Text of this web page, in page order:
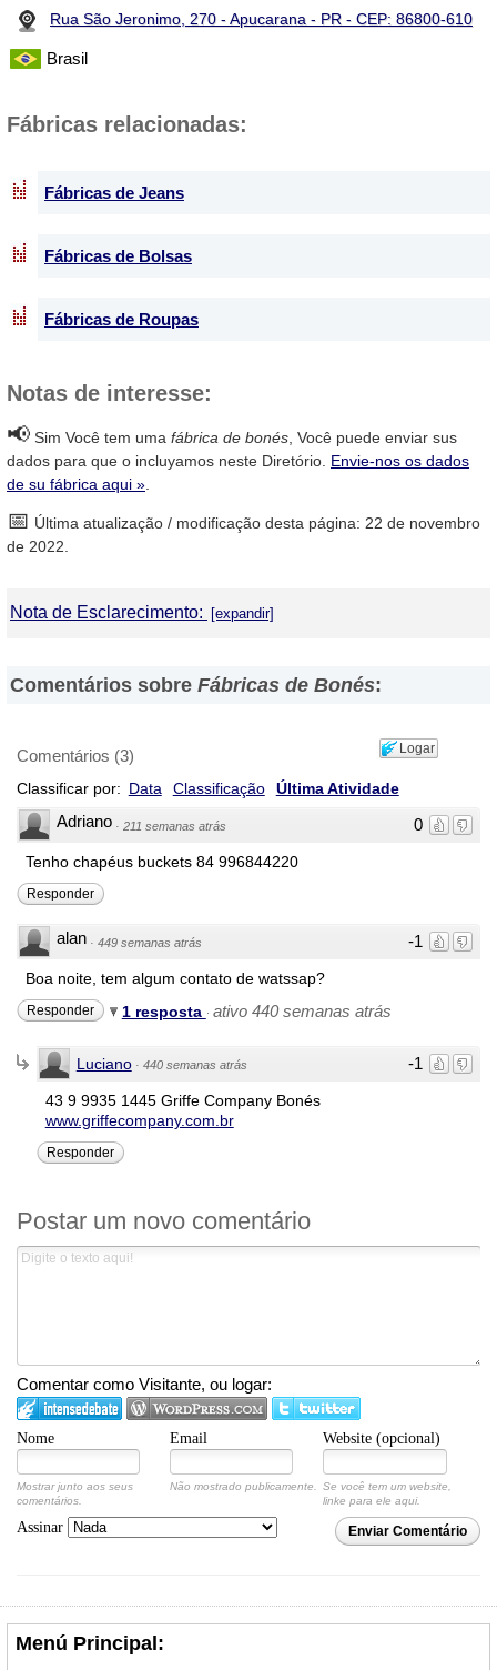
Rua São Jeronimo, 270 - Apucarana - PR - CEP: 86800-610
Brasil
Fábricas relacionadas:
Fábricas de Jeans
Fábricas de Bolsas
Fábricas de Roupas
Notas de interesse:
📢 Sim Você tem uma fábrica de bonés , Você puede enviar sus
dados para que o incluyamos neste Diretório. Envie-nos os dados
de su fábrica aqui »
📅 Última atualização / modificação desta página: 22 de novembro
de 2022.
Nota de Esclarecimento:
fornecidas em os sites de asFábricas de Bonésque foram
oferecidos por estas. Asimismo, advertimos que as direções,
estão sujetos a mudanças e até mesmo, a possíveis erros
durante a elaboração desta página web.
Comentários sobre Fábricas de Bonés:
Logar
Comentários (3)
Classificar por: Data Classificação Última Atividade
0
Adriano · 211 semanas atrás
Tenho chapéus buckets 84 996844220
Responder
-1
alan · 449 semanas atrás
Boa noite, tem algum contato de watssap?
Responder 1 resposta · ativo 440 semanas atrás
-1
Luciano · 440 semanas atrás
43 9 9935 1445 Griffe Company Bonés
www.griffecompany.com.br
Responder
Postar um novo comentário
Comentar como Visitante, ou logar:
Nome Email Website (opcional)
Mostrar junto aos seus
comentários.
Não mostrado publicamente.
Se você tem um website,
linke para ele aqui.
Enviar Comentário
Assinar
Menú Principal: